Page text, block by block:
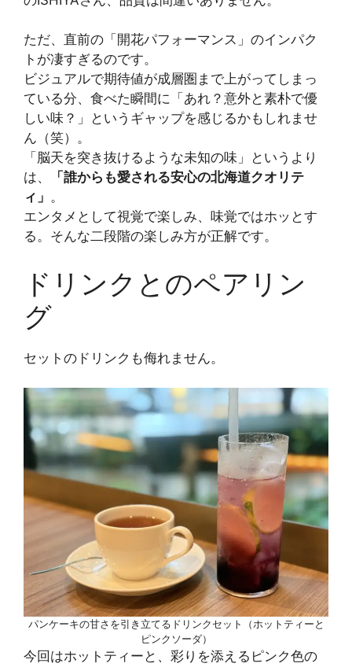
ただ、直前の「開花パフォーマンス」のインパク
トが凄すぎるのです。
ビジュアルで期待値が成層圏まで上がってしまっ
ている分、食べた瞬間に「あれ？意外と素朴で優
しい味？」というギャップを感じるかもしれませ
ん（笑）。
「脳天を突き抜けるような未知の味」というより
は、
「誰からも愛される安心の北海道クオリテ
ィ」 。
エンタメとして視覚で楽しみ、味覚ではホッとす
る。そんな二段階の楽しみ方が正解です。
ドリンクとのペアリン
グ
セットのドリンクも侮れません。
パンケーキの甘さを引き立てるドリンクセット（ホットティーと
ピンクソーダ）
今回はホットティーと、彩りを添えるピンク色の